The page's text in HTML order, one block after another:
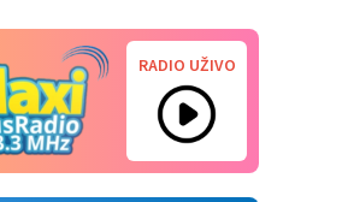
RADIO UŽIVO